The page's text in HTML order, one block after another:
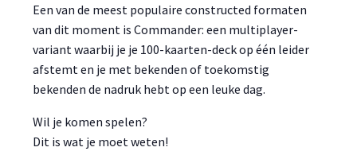
Een van de meest populaire constructed formaten
van dit moment is Commander: een multiplayer-
variant waarbij je je 100-kaarten-deck op één leider
afstemt en je met bekenden of toekomstig
bekenden de nadruk hebt op een leuke dag.
Wil je komen spelen?
Dit is wat je moet weten!